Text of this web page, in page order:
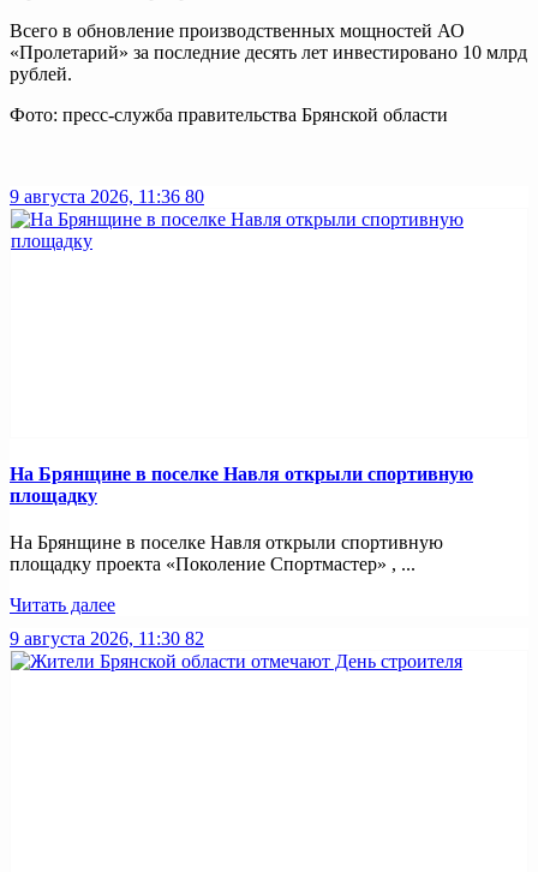
Всего в обновление производственных мощностей АО
«Пролетарий» за последние десять лет инвестировано 10 млрд
рублей.
Фото: пресс-служба правительства Брянской области
9 августа 2026, 11:36 80
На Брянщине в поселке Навля открыли спортивную
площадку
На Брянщине в поселке Навля открыли спортивную
площадку проекта «Поколение Спортмастер» , ...
Читать далее
9 августа 2026, 11:30 82